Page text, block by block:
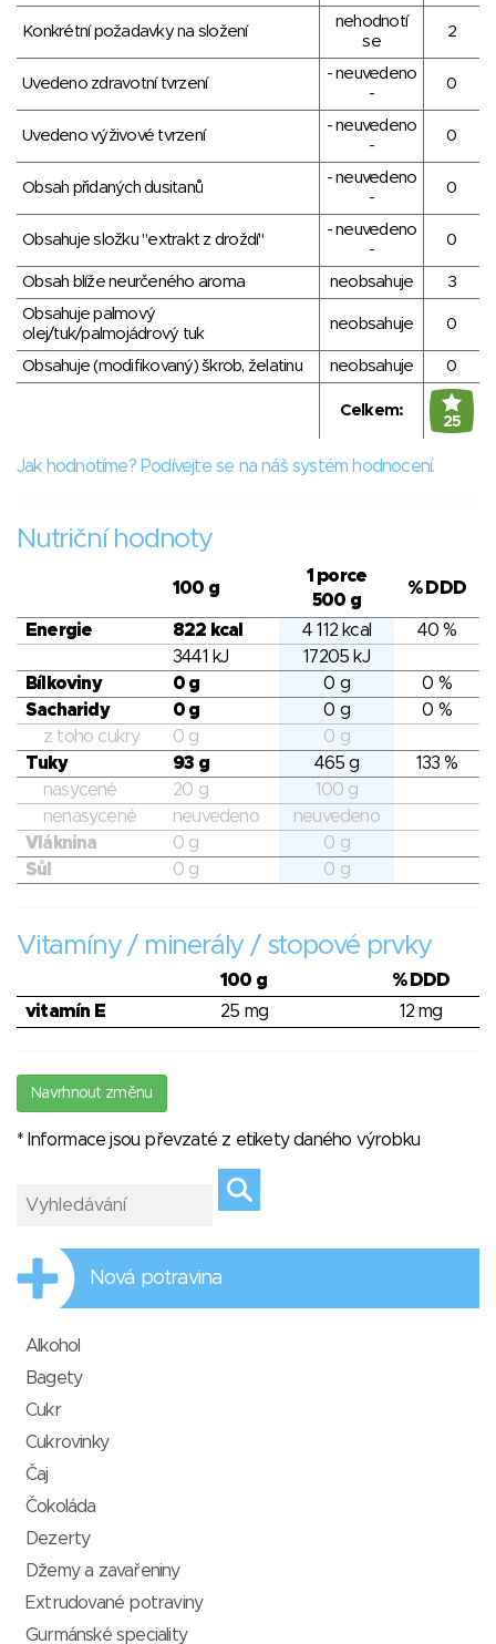
Konkrétní požadavky na složení
nehodnotí
se
2
Uvedeno zdravotní tvrzení
- neuvedeno
-
0
Uvedeno výživové tvrzení
- neuvedeno
-
0
Obsah přidaných dusitanů
- neuvedeno
-
0
Obsahuje složku "extrakt z droždí"
- neuvedeno
-
0
Obsah blíže neurčeného aroma neobsahuje
3
Obsahuje palmový
olej/tuk/palmojádrový tuk
neobsahuje 0
Obsahuje (modifikovaný) škrob, želatinu neobsahuje 0
Celkem:
25
Jak hodnotíme? Podívejte se na náš systém hodnocení.
Nutriční hodnoty
100 g
1 porce
500 g
% DDD
Energie 822 kcal 4 112 kcal
40 %
3441 kJ
17205 kJ
Bílkoviny
0 g 0 g
0 %
Sacharidy
0 g 0 g
0 %
z toho cukry
0 g
0 g
Tuky
93 g 465 g
133 %
nasycené
20 g
100 g
nenasycené
neuvedeno
neuvedeno
Vláknina
0 g
0 g
Sůl
0 g 0 g
Vitamíny / minerály / stopové prvky
100 g
% DDD
vitamín E
25 mg 12 mg
Navrhnout změnu
* Informace jsou převzaté z etikety daného výrobku
Nová potravina
Alkohol
Bagety
Cukr
Cukrovinky
Čaj
Čokoláda
Dezerty
Džemy a zavařeniny
Extrudované potraviny
Gurmánské speciality